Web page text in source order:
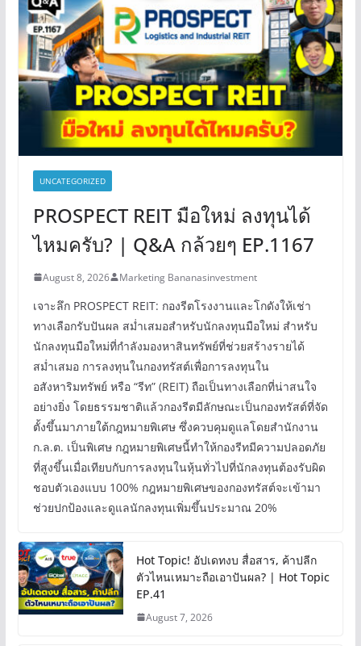
UNCATEGORIZED
PROSPECT REIT มือใหม่ ลงทุนได้
ไหมครับ? | Q&A กล้วยๆ EP.1167
August 8, 2026 Marketing Bananasinvestment
เจาะลึก PROSPECT REIT: กองรีตโรงงานและโกดังให้เช่า
ทางเลือกรับปันผล สม่ำเสมอสำหรับนักลงทุนมือใหม่ สำหรับ
นักลงทุนมือใหม่ที่กำลังมองหาสินทรัพย์ที่ช่วยสร้างรายได้
สม่ำเสมอ การลงทุนในกองทรัสต์เพื่อการลงทุนใน
อสังหาริมทรัพย์ หรือ “รีท” (REIT) ถือเป็นทางเลือกที่น่าสนใจ
อย่างยิ่ง โดยธรรมชาติแล้วกองรีตมีลักษณะเป็นกองทรัสต์ที่จัด
ตั้งขึ้นมาภายใต้กฎหมายพิเศษ ซึ่งควบคุมดูแลโดยสำนักงาน
ก.ล.ต. เป็นพิเศษ กฎหมายพิเศษนี้ทำให้กองรีทมีความปลอดภัย
ที่สูงขึ้นเมื่อเทียบกับการลงทุนในหุ้นทั่วไปที่นักลงทุนต้องรับผิด
ชอบตัวเองแบบ 100% กฎหมายพิเศษของกองทรัสต์จะเข้ามา
ช่วยปกป้องและดูแลนักลงทุนเพิ่มขึ้นประมาณ 20%
Hot Topic! อัปเดทงบ สื่อสาร, ค้าปลีก
ตัวไหนเหมาะถือเอาปันผล? | Hot Topic
EP.41
August 7, 2026